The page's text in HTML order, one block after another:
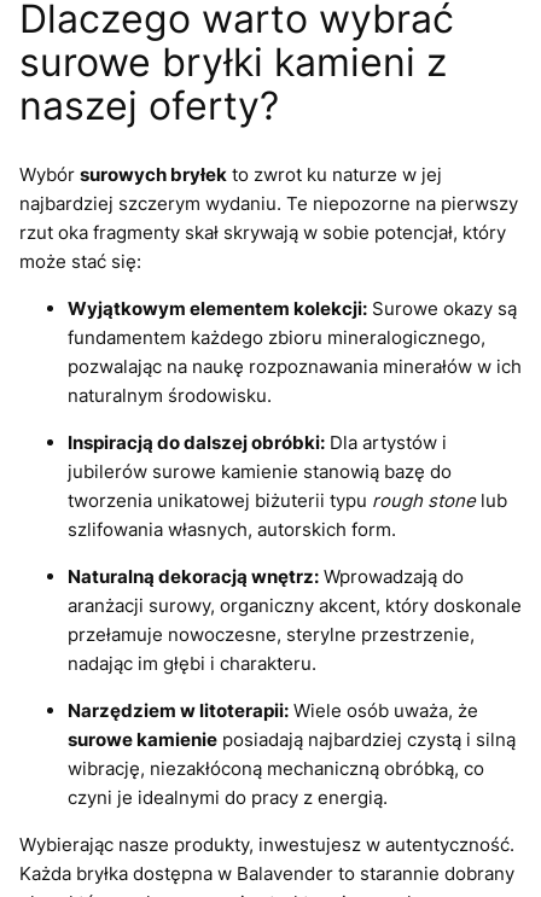
Dlaczego warto wybrać
surowe bryłki kamieni z
naszej oferty?
Wybór surowych bryłek to zwrot ku naturze w jej
najbardziej szczerym wydaniu. Te niepozorne na pierwszy
rzut oka fragmenty skał skrywają w sobie potencjał, który
może stać się:
Wyjątkowym elementem kolekcji: Surowe okazy są
fundamentem każdego zbioru mineralogicznego,
pozwalając na naukę rozpoznawania minerałów w ich
naturalnym środowisku.
Inspiracją do dalszej obróbki: Dla artystów i
jubilerów surowe kamienie stanowią bazę do
tworzenia unikatowej biżuterii typu rough stonelub
szlifowania własnych, autorskich form.
Naturalną dekoracją wnętrz: Wprowadzają do
aranżacji surowy, organiczny akcent, który doskonale
przełamuje nowoczesne, sterylne przestrzenie,
nadając im głębi i charakteru.
Narzędziem w litoterapii: Wiele osób uważa, że
surowe kamienie posiadają najbardziej czystą i silną
wibrację, niezakłóconą mechaniczną obróbką, co
czyni je idealnymi do pracy z energią.
Wybierając nasze produkty, inwestujesz w autentyczność.
Każda bryłka dostępna w Balavender to starannie dobrany